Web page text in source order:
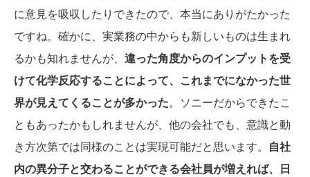
に意見を吸収したりできたので、本当にありがたかった
ですね。確かに、実業務の中からも新しいものは生まれ
るかも知れませんが、 違った角度からのインプットを受
けて化学反応することによって、これまでになかった世
界が見えてくることが多かった。ソニーだからできたこ
ともあったかもしれませんが、他の会社でも、意識と動
き方次第では同様のことは実現可能だと思います。 自社
内の異分子と交わることができる会社員が増えれば、日